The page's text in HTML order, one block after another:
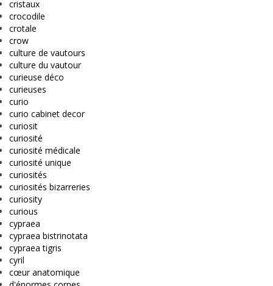
cristaux
crocodile
crotale
crow
culture de vautours
culture du vautour
curieuse déco
curieuses
curio
curio cabinet decor
curiosit
curiosité
curiosité médicale
curiosité unique
curiosités
curiosités bizarreries
curiosity
curious
cypraea
cypraea bistrinotata
cypraea tigris
cyril
cœur anatomique